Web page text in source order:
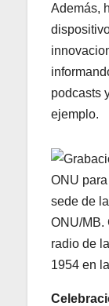
Además,
podcasts
ejemplo.
ONU/MB.
radio de
1954 en